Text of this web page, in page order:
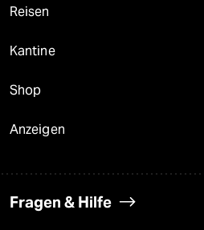
Reisen
Kantine
Shop
Anzeigen
Fragen & Hilfe